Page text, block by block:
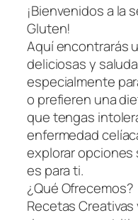
¡Bienvenidos a la
Gluten!
Aquí encontrarás
deliciosas y
especialmente
o prefieren una
que tengas
enfermedad
explorar
es para ti.
¿Qué Ofrecemos?
Recetas